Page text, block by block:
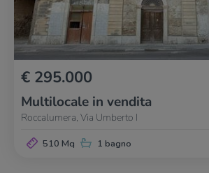
€ 295.000
Multilocale in vendita
Roccalumera, Via Umberto I
510 Mq 1 bagno